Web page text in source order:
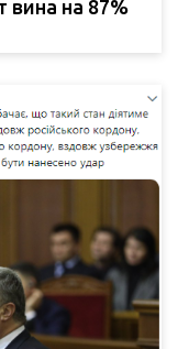
вина на 87%